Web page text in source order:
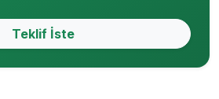
Teklif İste